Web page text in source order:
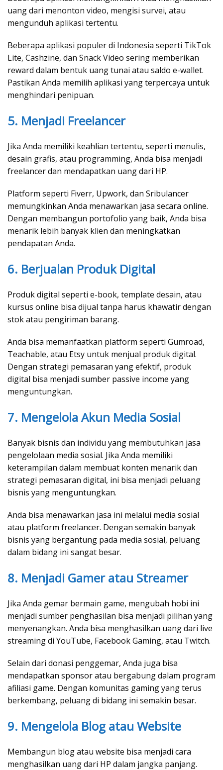
uang dari menonton video, mengisi survei, atau
mengunduh aplikasi tertentu.
Beberapa aplikasi populer di Indonesia seperti TikTok
Lite, Cashzine, dan Snack Video sering memberikan
reward dalam bentuk uang tunai atau saldo e-wallet.
Pastikan Anda memilih aplikasi yang terpercaya untuk
menghindari penipuan.
5. Menjadi Freelancer
Jika Anda memiliki keahlian tertentu, seperti menulis,
desain grafis, atau programming, Anda bisa menjadi
freelancer dan mendapatkan uang dari HP.
Platform seperti Fiverr, Upwork, dan Sribulancer
memungkinkan Anda menawarkan jasa secara online.
Dengan membangun portofolio yang baik, Anda bisa
menarik lebih banyak klien dan meningkatkan
pendapatan Anda.
6. Berjualan Produk Digital
Produk digital seperti e-book, template desain, atau
kursus online bisa dijual tanpa harus khawatir dengan
stok atau pengiriman barang.
Anda bisa memanfaatkan platform seperti Gumroad,
Teachable, atau Etsy untuk menjual produk digital.
Dengan strategi pemasaran yang efektif, produk
digital bisa menjadi sumber passive income yang
menguntungkan.
7. Mengelola Akun Media Sosial
Banyak bisnis dan individu yang membutuhkan jasa
pengelolaan media sosial. Jika Anda memiliki
keterampilan dalam membuat konten menarik dan
strategi pemasaran digital, ini bisa menjadi peluang
bisnis yang menguntungkan.
Anda bisa menawarkan jasa ini melalui media sosial
atau platform freelancer. Dengan semakin banyak
bisnis yang bergantung pada media sosial, peluang
dalam bidang ini sangat besar.
8. Menjadi Gamer atau Streamer
Jika Anda gemar bermain game, mengubah hobi ini
menjadi sumber penghasilan bisa menjadi pilihan yang
menyenangkan. Anda bisa menghasilkan uang dari live
streaming di YouTube, Facebook Gaming, atau Twitch.
Selain dari donasi penggemar, Anda juga bisa
mendapatkan sponsor atau bergabung dalam program
afiliasi game. Dengan komunitas gaming yang terus
berkembang, peluang di bidang ini semakin besar.
9. Mengelola Blog atau Website
Membangun blog atau website bisa menjadi cara
menghasilkan uang dari HP dalam jangka panjang.